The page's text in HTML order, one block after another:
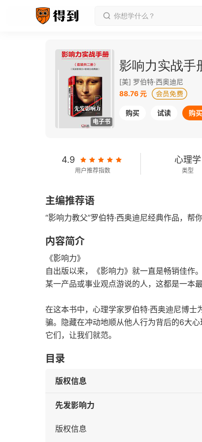
电子书
影响力实战手
[美] 罗伯特·西奥迪尼
88.76 元
购买 试读 购
4.9
用户推荐指数
心理学
类型
发行日期
主编推荐语
“影响力教父”罗伯特·西奥迪尼经典作品，帮
内容简介
《影响力》
自出版以来，《影响力》就一直是畅销佳作
某一产品或事业观点游说的人，这都是一本
在这本书中，心理学家罗伯特·西奥迪尼博
骗。隐藏在冲动地顺从他人行为背后的6大
它们，让我们就范。
目录
版权信息
先发影响力
版权信息